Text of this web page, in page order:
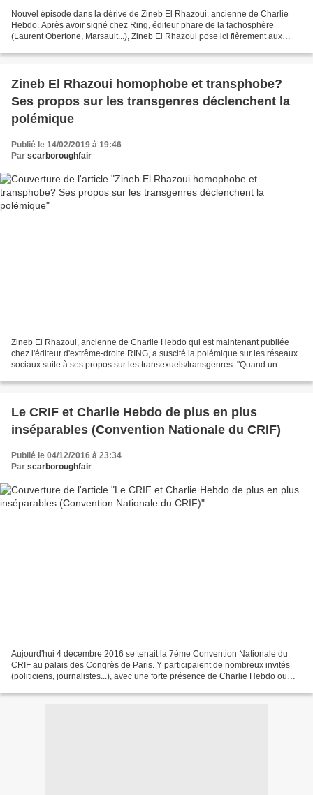
Nouvel épisode dans la dérive de Zineb El Rhazoui, ancienne de Charlie
Hebdo. Après avoir signé chez Ring, éditeur phare de la fachosphère
(Laurent Obertone, Marsault...), Zineb El Rhazoui pose ici fièrement aux
Zineb El Rhazoui homophobe et transphobe?
Ses propos sur les transgenres déclenchent la
polémique
Publié le 14/02/2019 à 19:46
Par scarboroughfair
Zineb El Rhazoui, ancienne de Charlie Hebdo qui est maintenant publiée
chez l'éditeur d'extrême-droite RING, a suscité la polémique sur les réseaux
sociaux suite à ses propos sur les transexuels/transgenres: "Quand un
Le CRIF et Charlie Hebdo de plus en plus
inséparables (Convention Nationale du CRIF)
Publié le 04/12/2016 à 23:34
Par scarboroughfair
Aujourd'hui 4 décembre 2016 se tenait la 7ème Convention Nationale du
CRIF au palais des Congrès de Paris. Y participaient de nombreux invités
(politiciens, journalistes...), avec une forte présence de Charlie Hebdo ou